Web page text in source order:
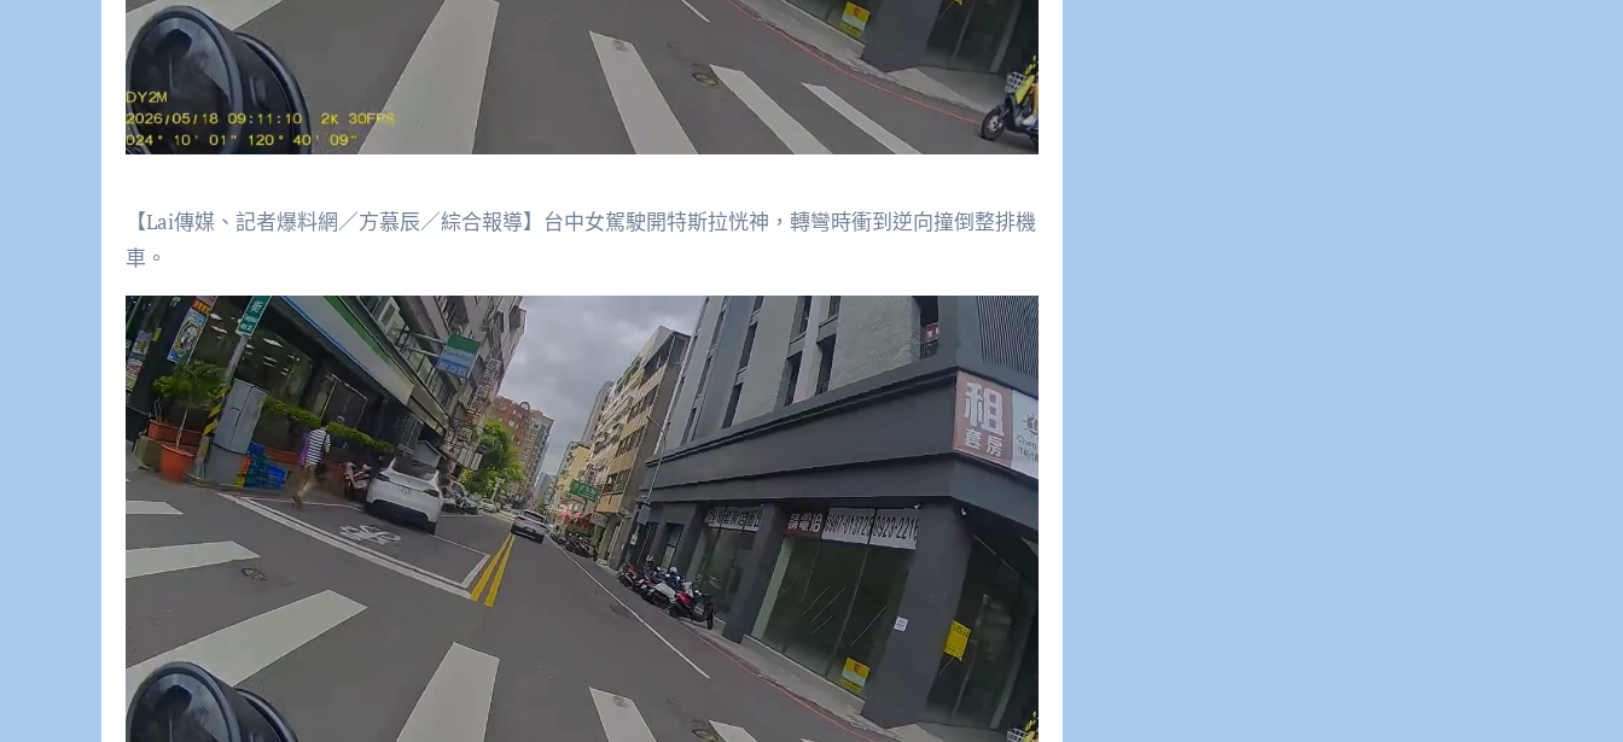
【Lai傳媒、記者爆料網／方慕辰／綜合報導】台中女駕駛開特斯拉恍神，轉彎時衝到逆向撞倒整排機
車。